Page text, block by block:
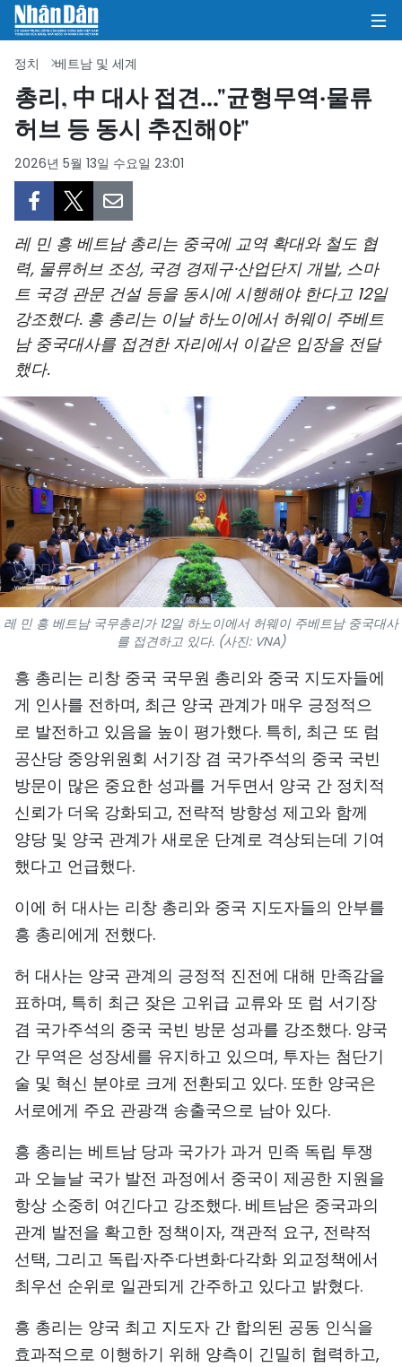
집
정치
비즈니스
사회
환경
과학기술
여행
세계
사진
비디오
인포그래픽
메가스토리
회사 소개
TIẾNG VIỆT
中文
РУССКИЙ
ESPAÑOL
정치 베트남 및 세계
총리, 中 대사 접견..."균형무역·물류
허브 등 동시 추진해야"
2026년 5월 13일 수요일 23:01
레 민 흥 베트남 총리는 중국에 교역 확대와 철도 협
력, 물류허브 조성, 국경 경제구·산업단지 개발, 스마
트 국경 관문 건설 등을 동시에 시행해야 한다고 12일
강조했다. 흥 총리는 이날 하노이에서 허웨이 주베트
남 중국대사를 접견한 자리에서 이같은 입장을 전달
했다.
레 민 흥 베트남 국무총리가 12일 하노이에서 허웨이 주베트남 중국대사
를 접견하고 있다. (사진: VNA)
흥 총리는 리창 중국 국무원 총리와 중국 지도자들에
게 인사를 전하며, 최근 양국 관계가 매우 긍정적으
로 발전하고 있음을 높이 평가했다. 특히, 최근 또 럼
공산당 중앙위원회 서기장 겸 국가주석의 중국 국빈
방문이 많은 중요한 성과를 거두면서 양국 간 정치적
신뢰가 더욱 강화되고, 전략적 방향성 제고와 함께
양당 및 양국 관계가 새로운 단계로 격상되는데 기여
했다고 언급했다.
이에 허 대사는 리창 총리와 중국 지도자들의 안부를
흥 총리에게 전했다.
허 대사는 양국 관계의 긍정적 진전에 대해 만족감을
표하며, 특히 최근 잦은 고위급 교류와 또 럼 서기장
겸 국가주석의 중국 국빈 방문 성과를 강조했다. 양국
간 무역은 성장세를 유지하고 있으며, 투자는 첨단기
술 및 혁신 분야로 크게 전환되고 있다. 또한 양국은
서로에게 주요 관광객 송출국으로 남아 있다.
흥 총리는 베트남 당과 국가가 과거 민족 독립 투쟁
과 오늘날 국가 발전 과정에서 중국이 제공한 지원을
항상 소중히 여긴다고 강조했다. 베트남은 중국과의
관계 발전을 확고한 정책이자, 객관적 요구, 전략적
선택, 그리고 독립·자주·다변화·다각화 외교정책에서
최우선 순위로 일관되게 간주하고 있다고 밝혔다.
흥 총리는 양국 최고 지도자 간 합의된 공동 인식을
효과적으로 이행하기 위해 양측이 긴밀히 협력하고,